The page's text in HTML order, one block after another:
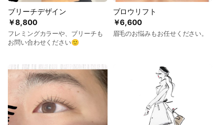
￥8,800
ブリーチデザイン
フレミングカラーや、ブリーチも
お問い合わせください🙂
￥6,600
ブロウリフト
眉毛のお悩みもお任せください。